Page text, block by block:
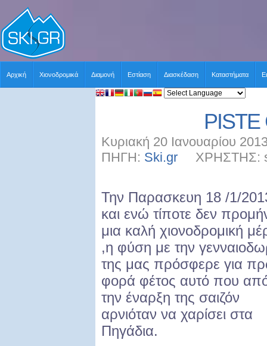
Αρχική Χιονοδρομικά Διαμονή Εστίαση Διασκέδαση Καταστήματα
PISTE
Κυριακή 20 Ιανουαρίου
ΠΗΓΗ: Ski.gr ΧΡΗΣΤΗΣ:
Την Παρασκευη 18 /1/
και ενώ τίποτε δεν
μια καλή χιονοδρομική
,η φύση με την
της μας πρόσφερε για
φορά φέτος αυτό που
την έναρξη της σαιζόν
αρνιόταν να χαρίσει στα
Πηγάδια.